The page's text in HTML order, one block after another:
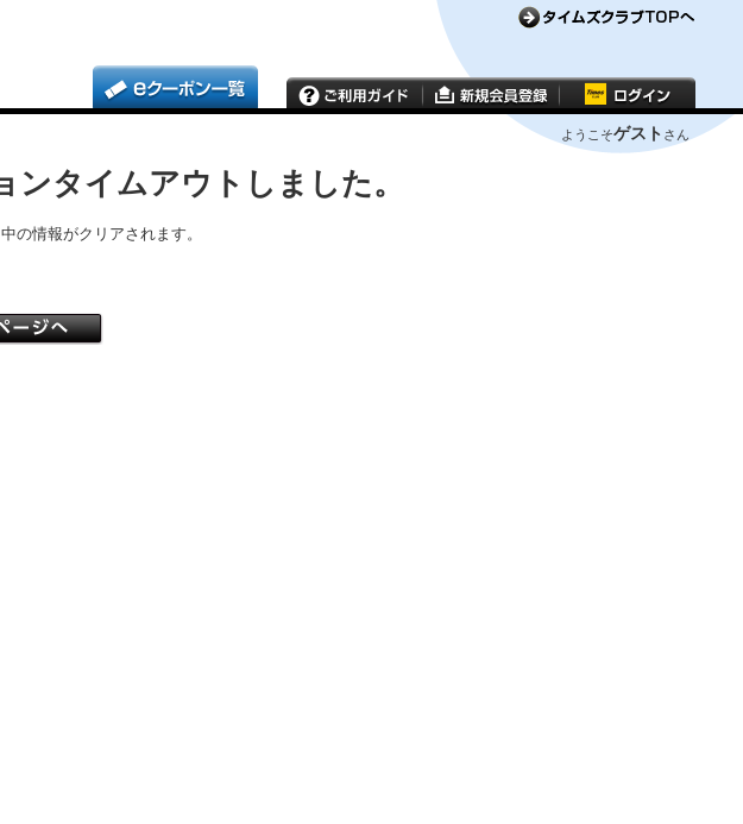
ようこそゲスト さん
タイムアウトしました。
の情報がクリアされます。